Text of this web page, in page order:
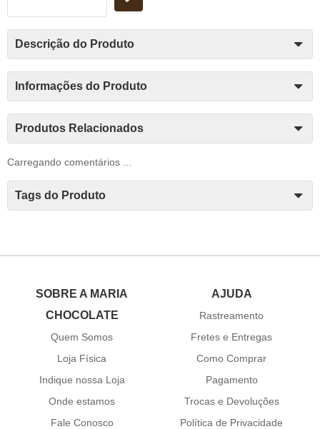
Descrição do Produto
Informações do Produto
Produtos Relacionados
Carregando comentários ...
Tags do Produto
SOBRE A MARIA
CHOCOLATE
Quem Somos
Loja Física
Indique nossa Loja
Onde estamos
Fale Conosco
AJUDA
Rastreamento
Fretes e Entregas
Como Comprar
Pagamento
Trocas e Devoluções
Política de Privacidade